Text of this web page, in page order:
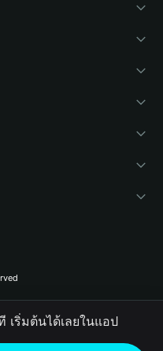
เริ่มต้นได้เลยในแอป